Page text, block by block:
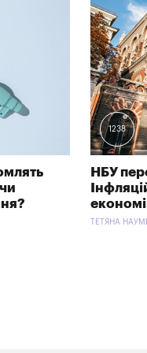
1238
НБУ
ТЕТЯНА